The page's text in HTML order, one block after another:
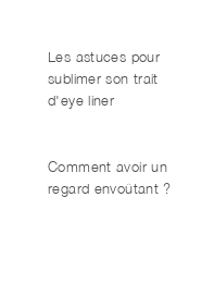
Les astuces pour
sublimer son trait
d'eye liner
Comment avoir un
regard envoûtant ?